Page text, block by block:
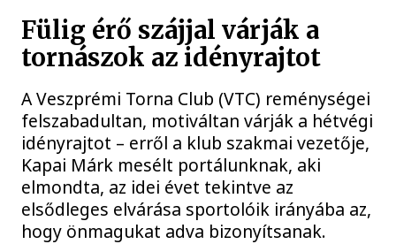
Fülig érő szájjal várják a
tornászok az idényrajtot
A Veszprémi Torna Club (VTC) reménységei
felszabadultan, motiváltan várják a hétvégi
idényrajtot – erről a klub szakmai vezetője,
Kapai Márk mesélt portálunknak, aki
elmondta, az idei évet tekintve az
elsődleges elvárása sportolóik irányába az,
hogy önmagukat adva bizonyítsanak.